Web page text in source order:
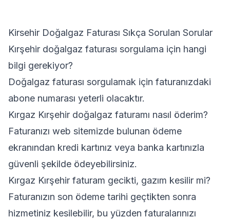
Kirsehir Doğalgaz Faturası Sıkça Sorulan Sorular
Kırşehir doğalgaz faturası sorgulama için hangi
bilgi gerekiyor?
Doğalgaz faturası sorgulamak için faturanızdaki
abone numarası yeterli olacaktır.
Kırgaz Kırşehir doğalgaz faturamı nasıl öderim?
Faturanızı web sitemizde bulunan ödeme
ekranından kredi kartınız veya banka kartınızla
güvenli şekilde ödeyebilirsiniz.
Kırgaz Kırşehir faturam gecikti, gazım kesilir mi?
Faturanızın son ödeme tarihi geçtikten sonra
hizmetiniz kesilebilir, bu yüzden faturalarınızı